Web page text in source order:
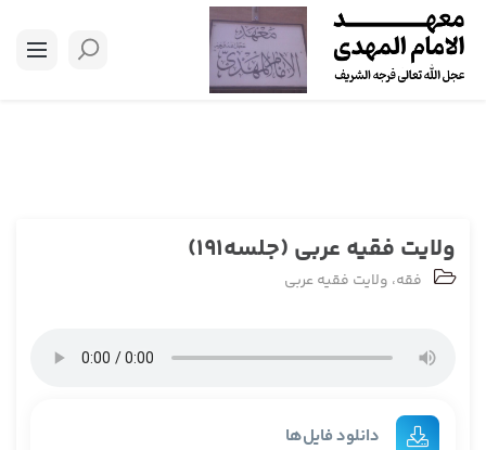
ولایت فقیه عربی (جلسه191)
فقه، ولایت فقیه عربی
دانلود فایل‌ها